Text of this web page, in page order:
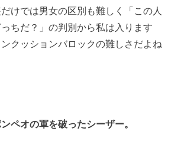
けでは男女の区別も難しく「この人
ちだ？」の判別から私は入ります
ンクッションバロックの難しさだよね
ペオの軍を破ったシーザー。